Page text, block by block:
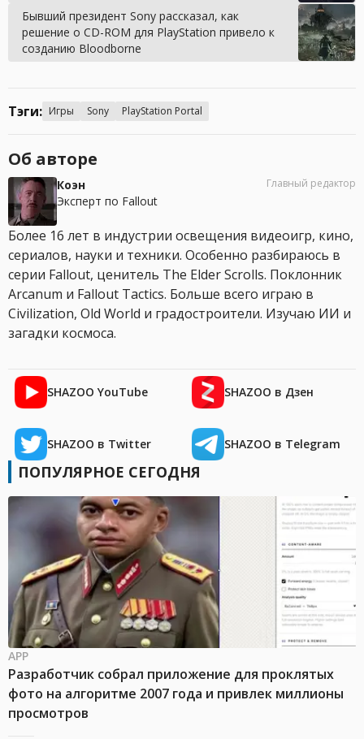
Бывший президент Sony рассказал, как
решение о CD-ROM для PlayStation привело к
созданию Bloodborne
Тэги: Игры Sony PlayStation Portal
Об авторе
Коэн
Эксперт по Fallout
Главный редактор
Более 16 лет в индустрии освещения видеоигр, кино,
сериалов, науки и техники. Особенно разбираюсь в
серии Fallout, ценитель The Elder Scrolls. Поклонник
Arcanum и Fallout Tactics. Больше всего играю в
Civilization, Old World и градостроители. Изучаю ИИ и
загадки космоса.
SHAZOO YouTube SHAZOO в Дзен
SHAZOO в Twitter SHAZOO в Telegram
ПОПУЛЯРНОЕ СЕГОДНЯ
APP
Разработчик собрал приложение для проклятых
фото на алгоритме 2007 года и привлек миллионы
просмотров